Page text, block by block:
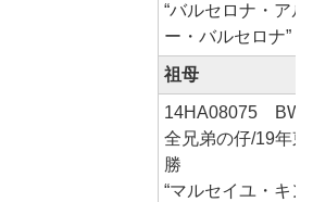
“バルセロナ・アル
ー・バルセロナ”
祖母
14HA08075
全兄弟の仔/19年
勝
“マルセイユ・キン